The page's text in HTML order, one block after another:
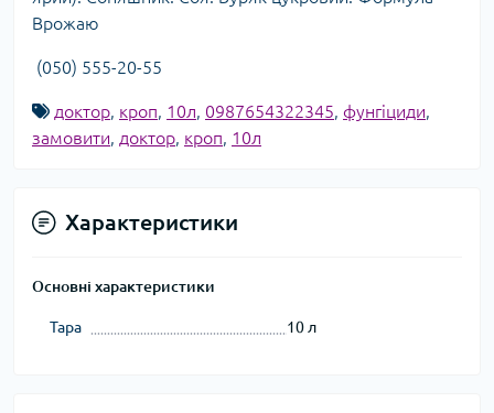
Врожаю
(050) 555-20-55
доктор, кроп, 10л, 0987654322345, фунгіциди,
замовити, доктор, кроп, 10л
Характеристики
Основні характеристики
Тара 10 л